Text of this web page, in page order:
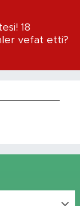
18
vefat etti?